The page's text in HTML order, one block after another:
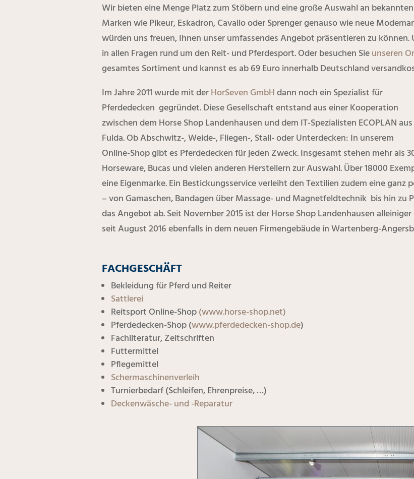
Wir bieten eine Menge Platz zum Stöbern und eine große Auswahl an
Marken wie Pikeur, Eskadron, Cavallo oder Sprenger genauso wie neue
würden uns freuen, Ihnen unser umfassendes Angebot präsentieren zu
in allen Fragen rund um den Reit- und Pferdesport. Oder besuchen Sieunseren
gesamtes Sortiment und kannst es ab 69 Euro innerhalb Deutschland
Im Jahre 2011 wurde mit derHorSeven GmbHdann noch ein Spezialist für
Pferdedecken gegründet. Diese Gesellschaft entstand aus einer Kooperation
zwischen dem Horse Shop Landenhausen und dem IT-Spezialisten ECOPLAN aus
Fulda. Ob Abschwitz-, Weide-, Fliegen-, Stall- oder Unterdecken: In unserem
Online-Shop gibt es Pferdedecken für jeden Zweck. Insgesamt stehen mehr als
Horseware, Bucas und vielen anderen Herstellern zur Auswahl. Über 18000
eine Eigenmarke. Ein Bestickungsservice verleiht den Textilien zudem eine ganz
– von Gamaschen, Bandagen über Massage- und Magnetfeldtechnik bis hin
das Angebot ab. Seit November 2015 ist der Horse Shop Landenhausen
seit August 2016 ebenfalls in dem neuen Firmengebäude in Wartenberg-
FACHGESCHÄFT
Bekleidung für Pferd und Reiter
Sattlerei
Reitsport Online-Shop(www.horse-shop.net)
Pferdedecken-Shop (www.pferdedecken-shop.de)
Fachliteratur, Zeitschriften
Futtermittel
Pflegemittel
Schermaschinenverleih
Turnierbedarf (Schleifen, Ehrenpreise, …)
Deckenwäsche- und -Reparatur